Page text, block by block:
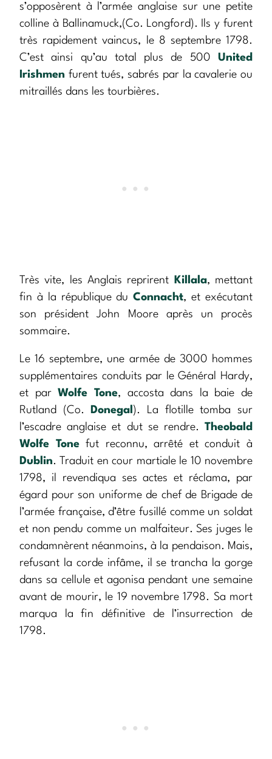
s’opposèrent à l’armée anglaise sur une petite
colline à Ballinamuck,(Co. Longford). Ils y furent
très rapidement vaincus, le 8 septembre 1798.
C’est ainsi qu’au total plus de 500 United
Irishmen furent tués, sabrés par la cavalerie ou
mitraillés dans les tourbières.
Très vite, les Anglais reprirent Killala, mettant
fin à la république duConnacht, et exécutant
son président John Moore après un procès
sommaire.
Le 16 septembre, une armée de 3000 hommes
supplémentaires conduits par le Général Hardy,
et parWolfe Tone, accosta dans la baie de
Rutland (Co.
Donegal ). La flotille tomba sur
l’escadre anglaise et dut se rendre. Theobald
Wolfe Tonefut reconnu, arrêté et conduit à
Dublin. Traduit en cour martiale le 10 novembre
1798, il revendiqua ses actes et réclama, par
égard pour son uniforme de chef de Brigade de
l’armée française, d’être fusillé comme un soldat
et non pendu comme un malfaiteur. Ses juges le
condamnèrent néanmoins, à la pendaison. Mais,
refusant la corde infâme, il se trancha la gorge
dans sa cellule et agonisa pendant une semaine
avant de mourir, le 19 novembre 1798. Sa mort
marqua la fin définitive de l’insurrection de
1798.